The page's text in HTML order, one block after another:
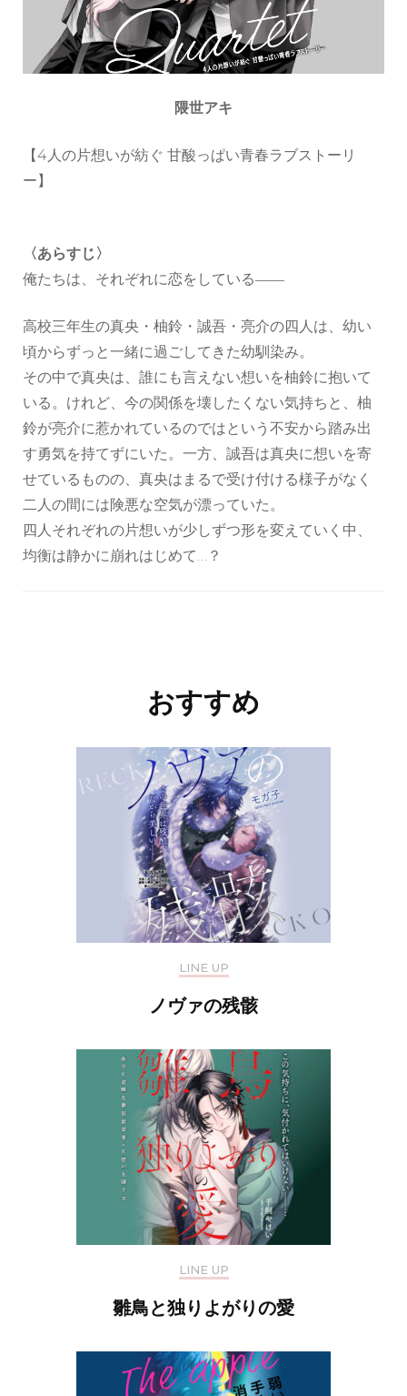
隈世アキ
【4人の片想いが紡ぐ 甘酸っぱい青春ラブストーリ
ー】
〈あらすじ〉
俺たちは、それぞれに恋をしている――
高校三年生の真央・柚鈴・誠吾・亮介の四人は、幼い
頃からずっと一緒に過ごしてきた幼馴染み。
その中で真央は、誰にも言えない想いを柚鈴に抱いて
いる。けれど、今の関係を壊したくない気持ちと、柚
鈴が亮介に惹かれているのではという不安から踏み出
す勇気を持てずにいた。一方、誠吾は真央に想いを寄
せているものの、真央はまるで受け付ける様子がなく
二人の間には険悪な空気が漂っていた。
四人それぞれの片想いが少しずつ形を変えていく中、
均衡は静かに崩れはじめて…？
おすすめ
LINE UP
ノヴァの残骸
LINE UP
雛鳥と独りよがりの愛